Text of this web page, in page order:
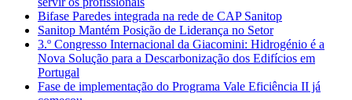
Bifase Paredes integrada na rede de CAP Sanitop
Sanitop Mantém Posição de Liderança no Setor
3.º Congresso Internacional da Giacomini: Hidrogénio é a
Nova Solução para a Descarbonização dos Edifícios em
Portugal
Fase de implementação do Programa Vale Eficiência II já